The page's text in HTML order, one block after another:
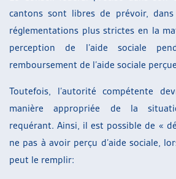
cantons sont libres de prévoir,
réglementations plus strictes en la
perception de l’aide sociale
remboursement de l’aide sociale
Toutefois, l’autorité compétente
manière appropriée de la
requérant. Ainsi, il est possible de «
ne pas à avoir perçu d’aide sociale,
peut le remplir: